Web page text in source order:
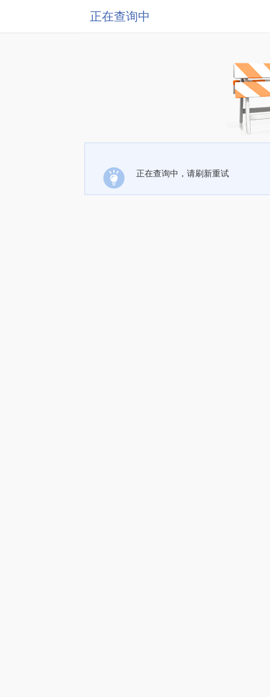
正在查询中
正在查询中，请刷新重试